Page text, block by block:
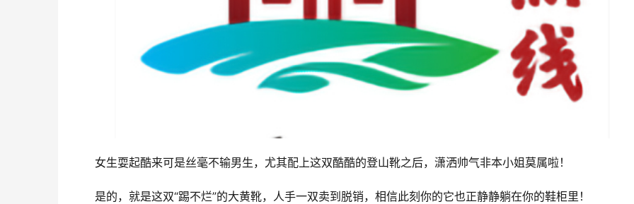
女生耍起酷来可是丝毫不输男生，尤其配上这双酷酷的登山靴之后，潇洒帅气非本小姐莫属啦！
是的，就是这双“踢不烂”的大黄靴，人手一双卖到脱销，相信此刻你的它也正静静躺在你的鞋柜里！